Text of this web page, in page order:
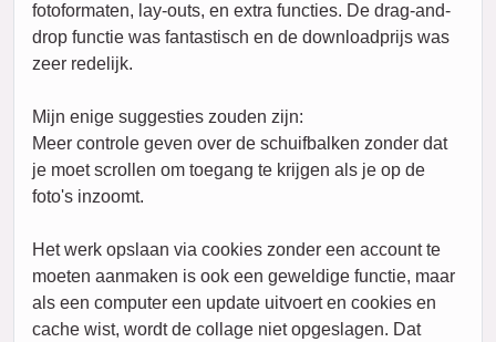
fotoformaten, lay-outs, en extra functies. De drag-and-
drop functie was fantastisch en de downloadprijs was
zeer redelijk.
Mijn enige suggesties zouden zijn:
Meer controle geven over de schuifbalken zonder dat
je moet scrollen om toegang te krijgen als je op de
foto's inzoomt.
Het werk opslaan via cookies zonder een account te
moeten aanmaken is ook een geweldige functie, maar
als een computer een update uitvoert en cookies en
cache wist, wordt de collage niet opgeslagen. Dat